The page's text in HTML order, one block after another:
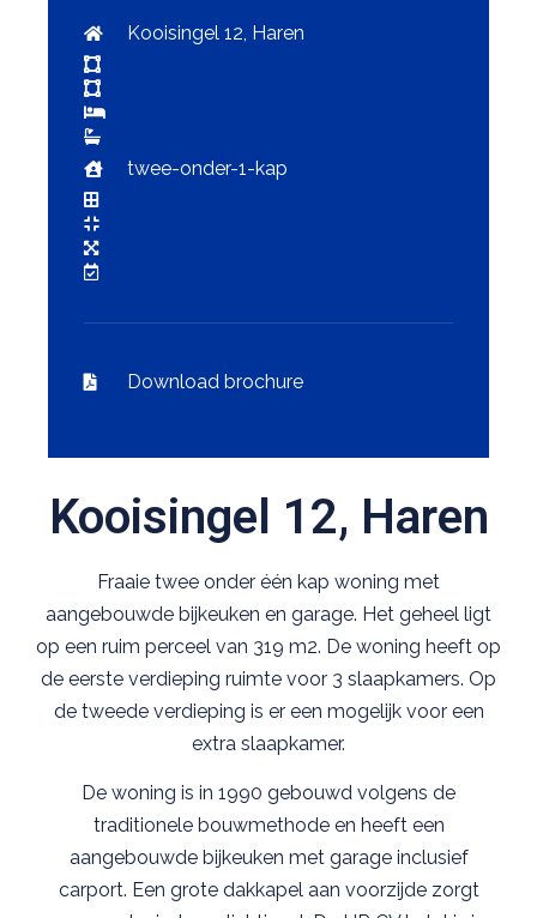
Kooisingel 12, Haren
Fraaie twee onder één kap woning met
aangebouwde bijkeuken en garage. Het geheel ligt
op een ruim perceel van 319 m2. De woning heeft op
de eerste verdieping ruimte voor 3 slaapkamers. Op
de tweede verdieping is er een mogelijk voor een
extra slaapkamer.
De woning is in 1990 gebouwd volgens de
traditionele bouwmethode en heeft een
aangebouwde bijkeuken met garage inclusief
carport. Een grote dakkapel aan voorzijde zorgt
Kooisingel 12, Haren
twee-onder-1-kap
Download brochure